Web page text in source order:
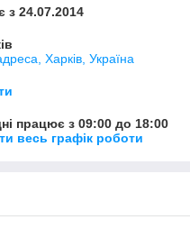
з 24.07.2014
Харків, Україна
працює з 09:00 до 18:00
весь графік роботи